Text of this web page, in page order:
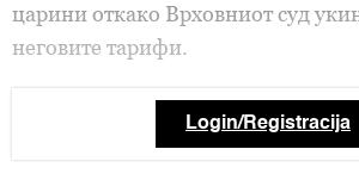
царини откако Врховниот суд
неговите тарифи.
Login/Registracija